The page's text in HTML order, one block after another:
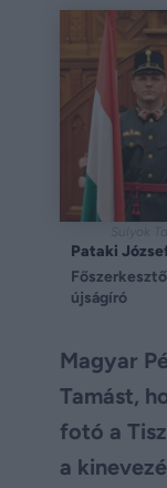
Pataki
újságíró
Magyar
Tamást,
fotó a
a